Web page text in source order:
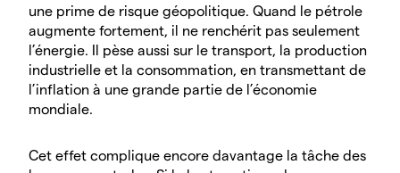
une prime de risque géopolitique. Quand le pétrole
augmente fortement, il ne renchérit pas seulement
l’énergie. Il pèse aussi sur le transport, la production
industrielle et la consommation, en transmettant de
l’inflation à une grande partie de l’économie
mondiale.
Cet effet complique encore davantage la tâche des